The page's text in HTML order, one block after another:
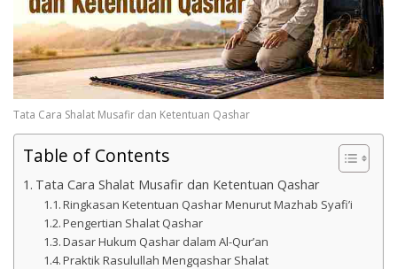
Tata Cara Shalat Musafir dan Ketentuan Qashar
Table of Contents
Tata Cara Shalat Musafir dan Ketentuan Qashar
Ringkasan Ketentuan Qashar Menurut Mazhab Syafi’i
Pengertian Shalat Qashar
Dasar Hukum Qashar dalam Al-Qur’an
Praktik Rasulullah Mengqashar Shalat